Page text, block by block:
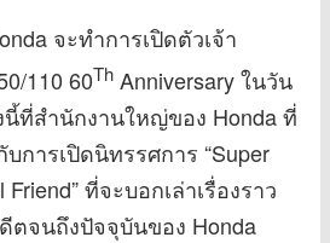
จะทำการเปิดตัวเจ้า
110 60Th Anniversary ในวัน
ที่สำนักงานใหญ่ของ Honda ที่
การเปิดนิทรรศการ “Super
ที่จะบอกเล่าเรื่องราว
ตจนถึงปัจจุบันของ Honda